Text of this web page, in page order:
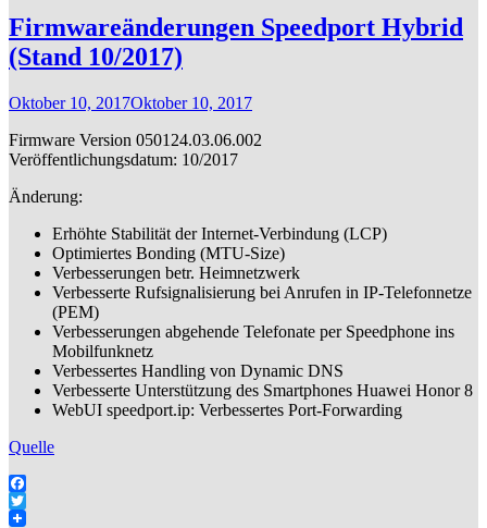
Firmwareänderungen Speedport Hybrid
(Stand 10/2017)
Oktober 10, 2017Oktober 10, 2017
Firmware Version 050124.03.06.002
Veröffentlichungsdatum: 10/2017
Änderung:
Erhöhte Stabilität der Internet-Verbindung (LCP)
Optimiertes Bonding (MTU-Size)
Verbesserungen betr. Heimnetzwerk
Verbesserte Rufsignalisierung bei Anrufen in IP-Telefonnetze
(PEM)
Verbesserungen abgehende Telefonate per Speedphone ins
Mobilfunknetz
Verbessertes Handling von Dynamic DNS
Verbesserte Unterstützung des Smartphones Huawei Honor 8
WebUI speedport.ip: Verbessertes Port-Forwarding
Quelle
Facebook
Twitter